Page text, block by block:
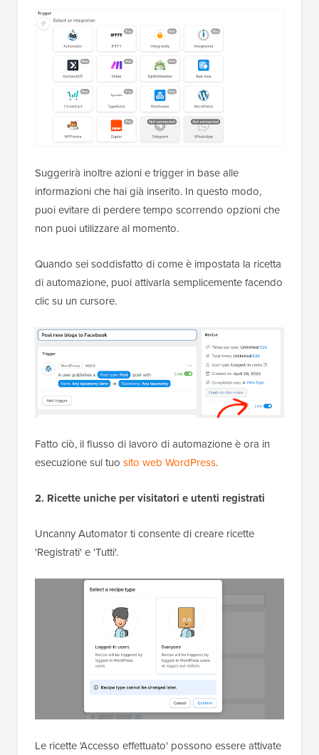
Suggerirà inoltre azioni e trigger in base alle
informazioni che hai già inserito. In questo modo,
puoi evitare di perdere tempo scorrendo opzioni che
non puoi utilizzare al momento.
Quando sei soddisfatto di come è impostata la ricetta
di automazione, puoi attivarla semplicemente facendo
clic su un cursore.
Fatto ciò, il flusso di lavoro di automazione è ora in
esecuzione sul tuo sito web WordPress.
2. Ricette uniche per visitatori e utenti registrati
Uncanny Automator ti consente di creare ricette
'Registrati' e 'Tutti'.
Le ricette 'Accesso effettuato' possono essere attivate